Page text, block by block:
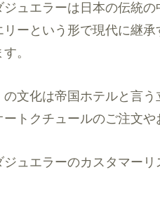
ジュエラーは日本の伝統
リーという形で現代に継
。
の文化は帝国ホテルと言
ートクチュールのご注文
ジュエラーのカスタマー